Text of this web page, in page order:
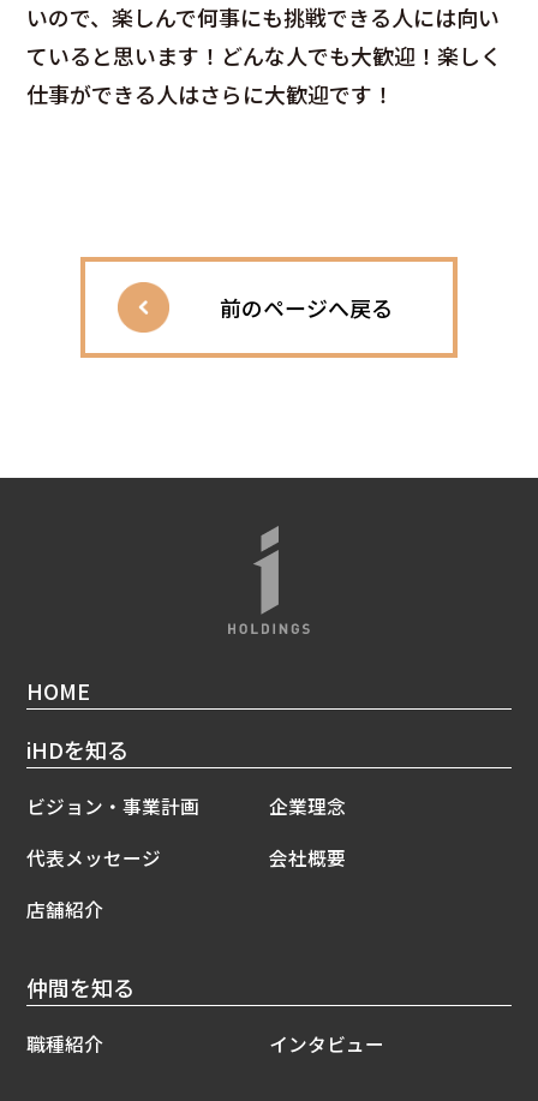
いので、楽しんで何事にも挑戦できる人には向い
ていると思います！どんな人でも大歓迎！楽しく
仕事ができる人はさらに大歓迎です！
前のページへ戻る
HOME
iHDを知る
ビジョン・事業計画
企業理念
代表メッセージ
会社概要
店舗紹介
仲間を知る
職種紹介 インタビュー